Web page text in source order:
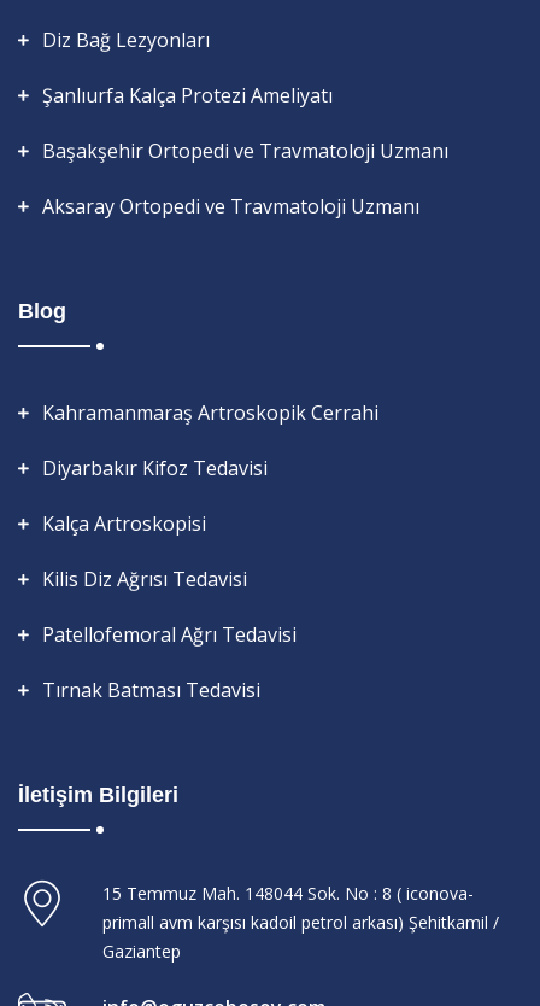
Diz Bağ Lezyonları
Şanlıurfa Kalça Protezi Ameliyatı
Başakşehir Ortopedi ve Travmatoloji Uzmanı
Aksaray Ortopedi ve Travmatoloji Uzmanı
Blog
Kahramanmaraş Artroskopik Cerrahi
Diyarbakır Kifoz Tedavisi
Kalça Artroskopisi
Kilis Diz Ağrısı Tedavisi
Patellofemoral Ağrı Tedavisi
Tırnak Batması Tedavisi
İletişim Bilgileri
15 Temmuz Mah. 148044 Sok. No : 8 ( iconova-
primall avm karşısı kadoil petrol arkası) Şehitkamil /
Gaziantep